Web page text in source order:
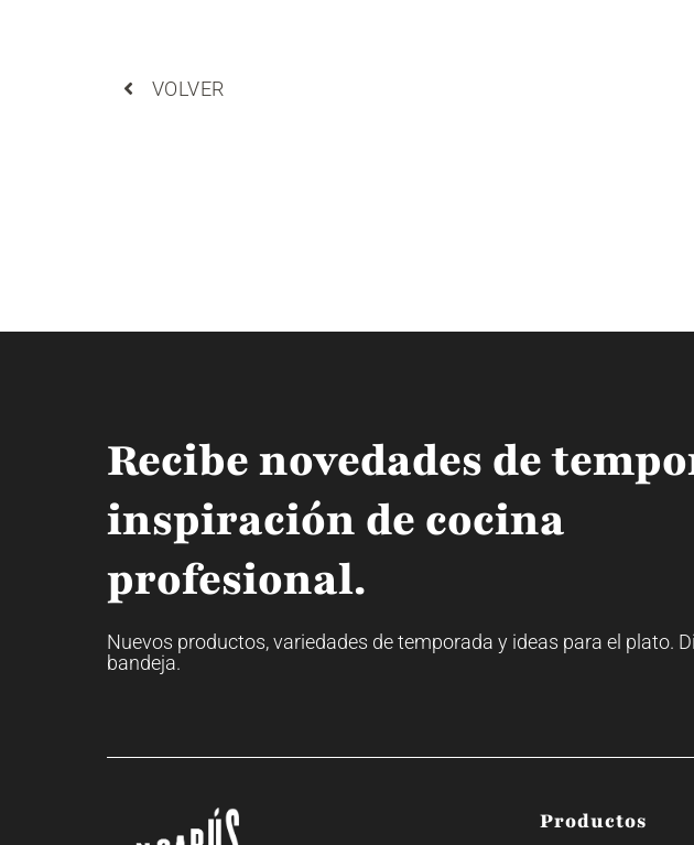
VOLVER
Recibe novedades de
inspiración de cocina
profesional.
Nuevos productos, variedades de temporada y ideas para el plato.
bandeja.
Productos